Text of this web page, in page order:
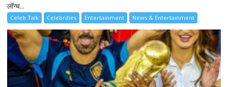
लॉन्च...
Celeb Talk Celebrities Entertainment News & Entertainment